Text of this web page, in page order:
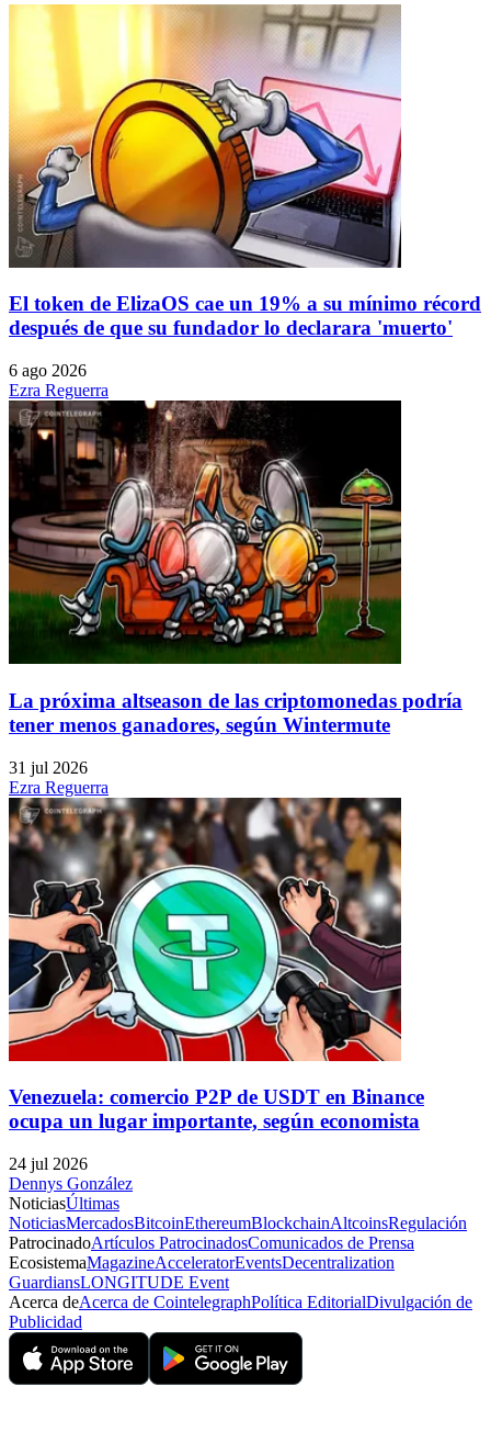
El token de ElizaOS cae un 19% a su mínimo récord
después de que su fundador lo declarara 'muerto'
6 ago 2026
Ezra Reguerra
La próxima altseason de las criptomonedas podría
tener menos ganadores, según Wintermute
31 jul 2026
Ezra Reguerra
Venezuela: comercio P2P de USDT en Binance
ocupa un lugar importante, según economista
24 jul 2026
Dennys González
NoticiasÚltimas
NoticiasMercadosBitcoinEthereumBlockchainAltcoinsRegulación
PatrocinadoArtículos PatrocinadosComunicados de Prensa
EcosistemaMagazineAcceleratorEventsDecentralization
GuardiansLONGITUDE Event
Acerca deAcerca de CointelegraphPolítica EditorialDivulgación de
Publicidad